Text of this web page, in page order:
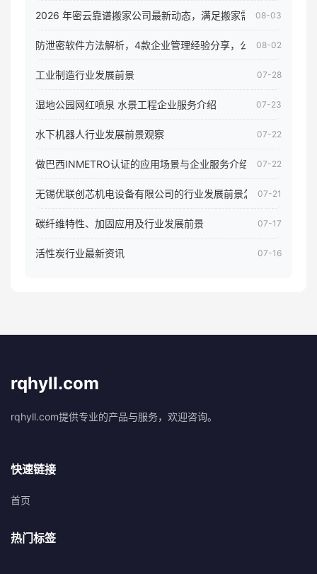
2026 年密云靠谱搬家公司最新动态，满足搬家需求！08-03
防泄密软件方法解析，4款企业管理经验分享，公司员工电脑核
08-02
工业制造行业发展前景 07-28
湿地公园网红喷泉 水景工程企业服务介绍 07-23
水下机器人行业发展前景观察 07-22
做巴西INMETRO认证的应用场景与企业服务介绍 07-22
无锡优联创芯机电设备有限公司的行业发展前景怎样07-21
碳纤维特性、加固应用及行业发展前景 07-17
活性炭行业最新资讯 07-16
rqhyll.com
rqhyll.com提供专业的产品与服务，欢迎咨询。
快速链接
首页
热门标签